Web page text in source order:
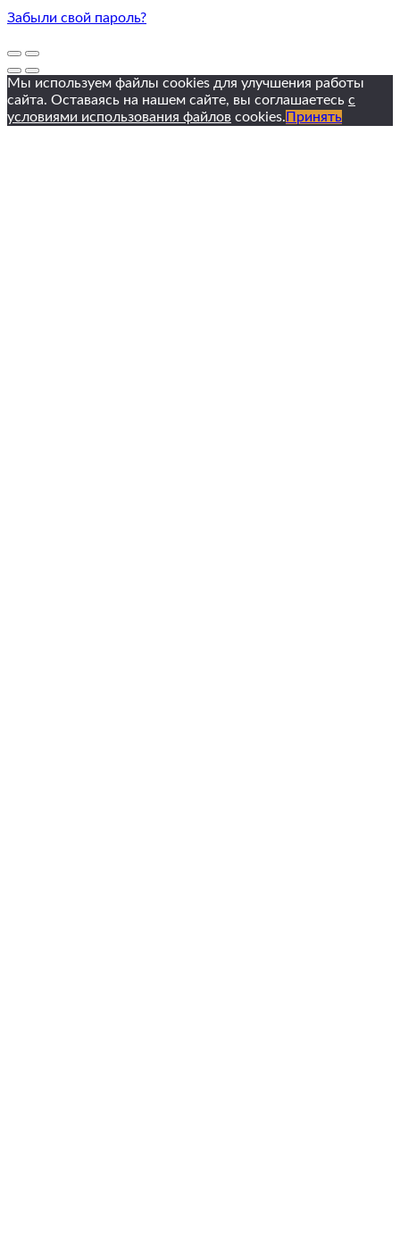
Забыли свой пароль?
Мы используем файлы cookies для улучшения работы
сайта. Оставаясь на нашем сайте, вы соглашаетесь с
условиями использования файлов cookies. Принять